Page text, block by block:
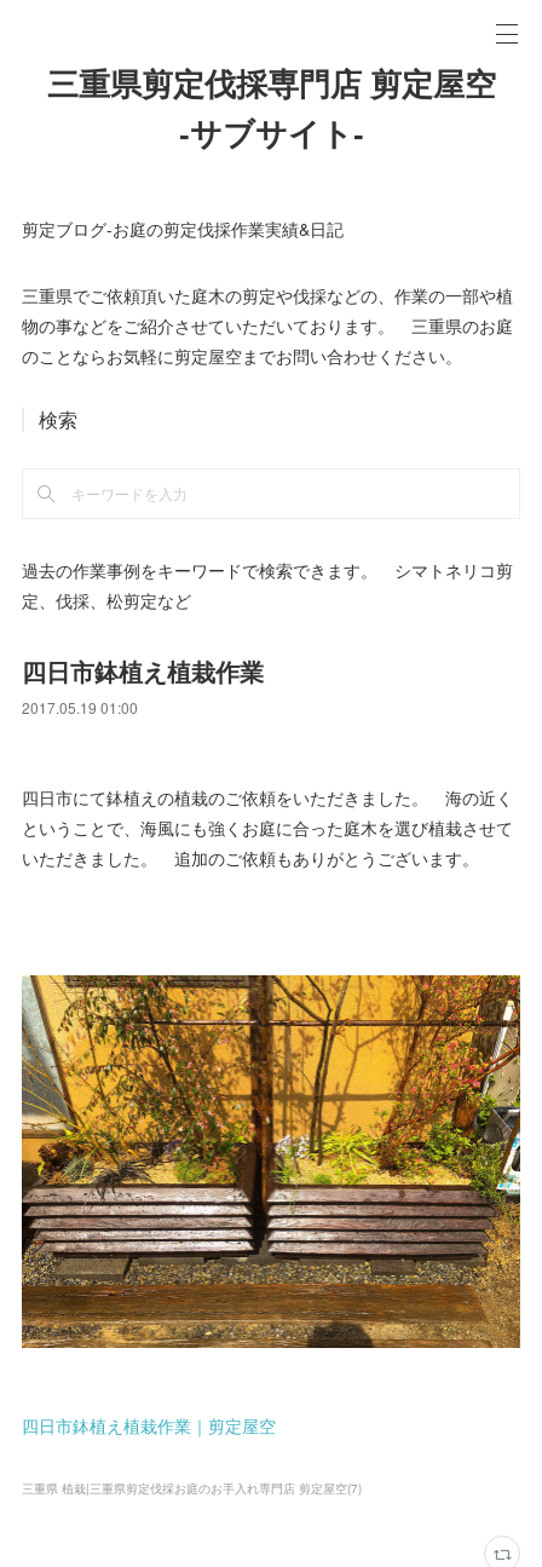
三重県剪定伐採専門店 剪定屋空
-サブサイト-
剪定ブログ-お庭の剪定伐採作業実績&日記
三重県でご依頼頂いた庭木の剪定や伐採などの、作業の一部や植
物の事などをご紹介させていただいております。 三重県のお庭
のことならお気軽に剪定屋空までお問い合わせください。
検索
過去の作業事例をキーワードで検索できます。 シマトネリコ剪
定、伐採、松剪定など
四日市鉢植え植栽作業
2017.05.19 01:00
四日市にて鉢植えの植栽のご依頼をいただきました。 海の近く
ということで、海風にも強くお庭に合った庭木を選び植栽させて
いただきました。 追加のご依頼もありがとうございます。
四日市鉢植え植栽作業｜剪定屋空
三重県 植栽|三重県剪定伐採お庭のお手入れ専門店 剪定屋空(7)